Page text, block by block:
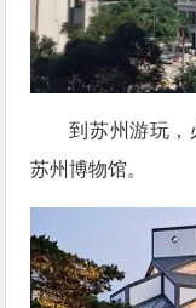
到苏州游玩，
苏州博物馆。